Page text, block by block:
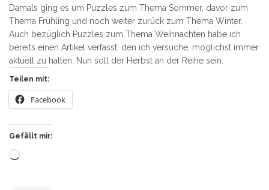
Damals ging es um Puzzles zum Thema Sommer, davor zum
Thema Frühling und noch weiter zurück zum Thema Winter.
Auch bezüglich Puzzles zum Thema Weihnachten habe ich
bereits einen Artikel verfasst, den ich versuche, möglichst immer
aktuell zu halten. Nun soll der Herbst an der Reihe sein.
Teilen mit:
Facebook
Gefällt mir:
Wird